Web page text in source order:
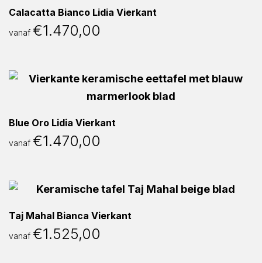
Calacatta Bianco Lidia Vierkant
vanaf €1.470,00
Blue Oro Lidia Vierkant
vanaf €1.470,00
Taj Mahal Bianca Vierkant
vanaf €1.525,00